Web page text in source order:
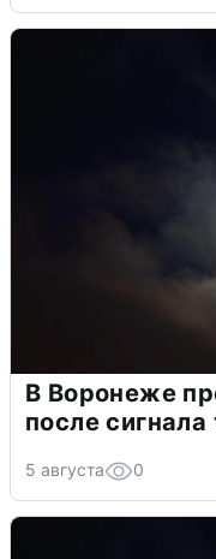
В Воронеже
после сигнала
5 августа 0